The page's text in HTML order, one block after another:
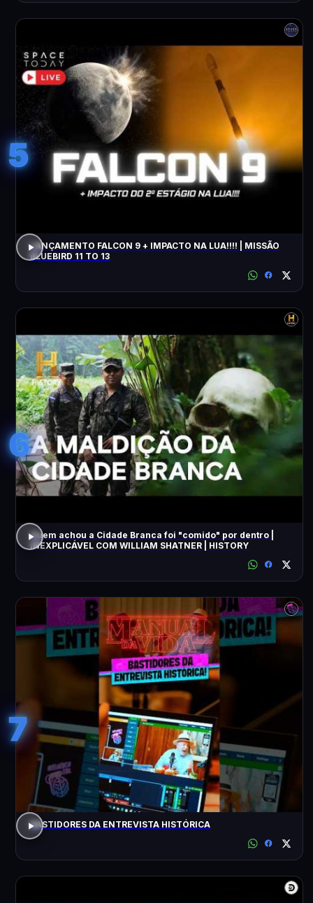
5
LANÇAMENTO FALCON 9 + IMPACTO NA LUA!!!! | MISSÃO
BLUEBIRD 11 TO 13
6
Quem achou a Cidade Branca foi "comido" por dentro |
INEXPLICÁVEL COM WILLIAM SHATNER | HISTORY
7
BASTIDORES DA ENTREVISTA HISTÓRICA